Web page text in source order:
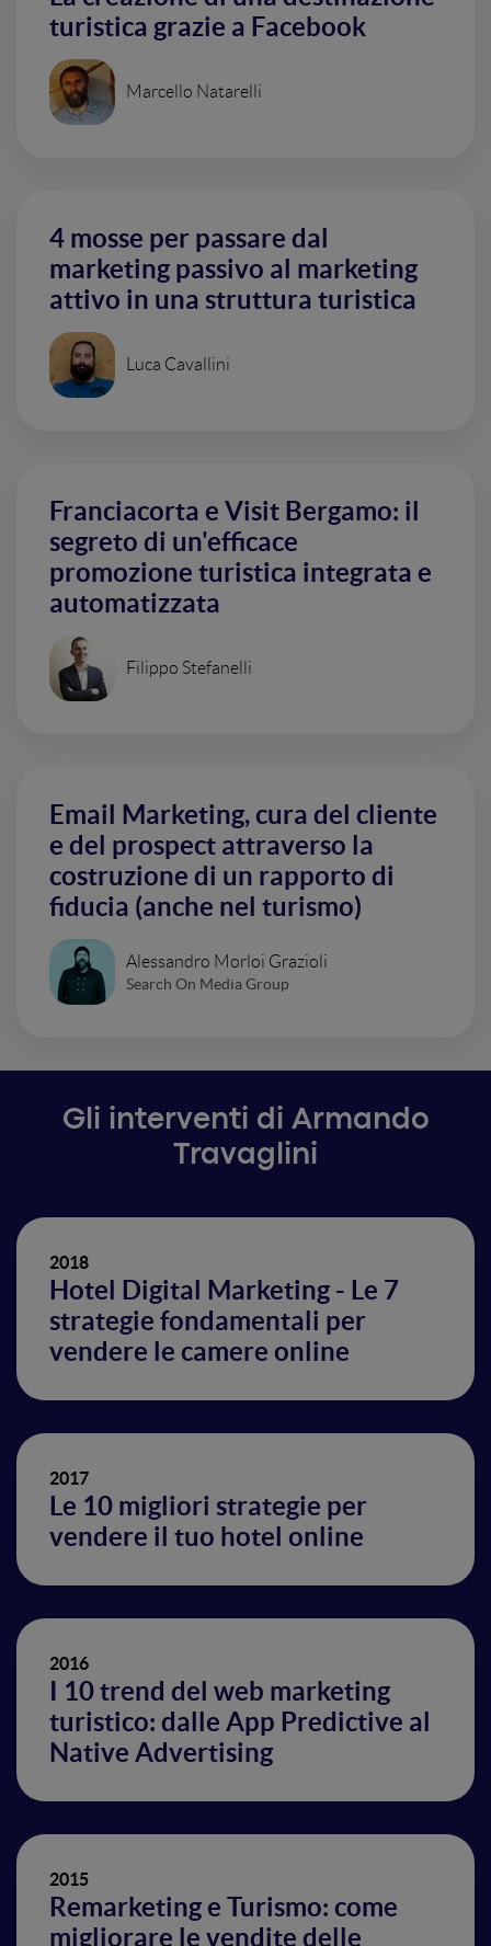
turistica grazie a Facebook
Marcello Natarelli
4 mosse per passare dal
marketing passivo al marketing
attivo in una struttura turistica
Luca Cavallini
Franciacorta e Visit Bergamo: il
segreto di un'efficace
promozione turistica integrata e
automatizzata
Filippo Stefanelli
Email Marketing, cura del cliente
e del prospect attraverso la
costruzione di un rapporto di
fiducia (anche nel turismo)
Alessandro Morloi Grazioli
Search On Media Group
Gli interventi di Armando
Travaglini
2018
Hotel Digital Marketing - Le 7
strategie fondamentali per
vendere le camere online
2017
Le 10 migliori strategie per
vendere il tuo hotel online
2016
I 10 trend del web marketing
turistico: dalle App Predictive al
Native Advertising
2015
Remarketing e Turismo: come
migliorare le vendite delle